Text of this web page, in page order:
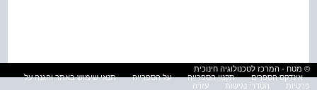
© מטח - המרכז לטכנולוגיה חינוכית
אינדקס הספרים
תקנון הספרייה על הספרייה
תנאי שימוש באתר והגנה על
פרטיות
הסדרי נגישות עזרה